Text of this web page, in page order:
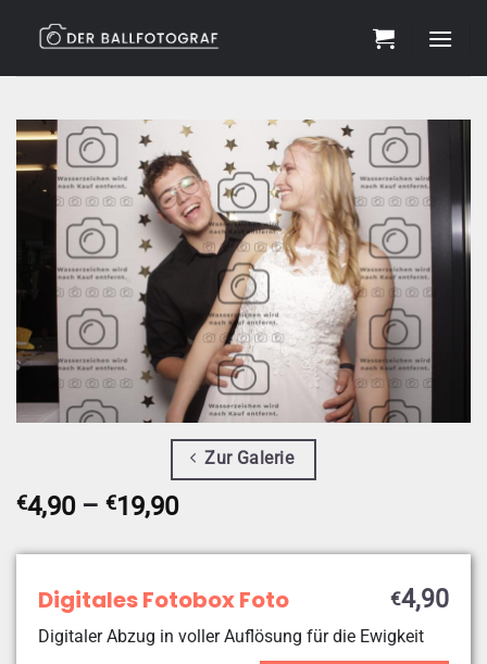
Zur Galerie
€4,90 – €19,90Preisspanne:
bis
Digitales Fotobox Foto €4,90
Digitaler Abzug in voller Auflösung für die Ewigkeit